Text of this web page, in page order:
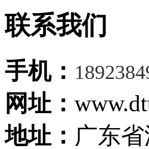
联系我们
手机：
网址：
地址： 广东